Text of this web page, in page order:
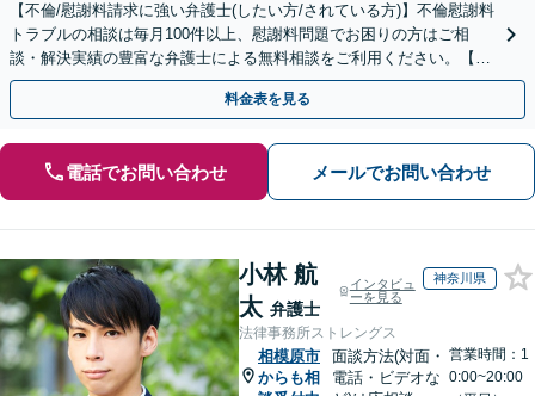
【不倫/慰謝料請求に強い弁護士(したい方/されている方)】不倫慰謝料
トラブルの相談は毎月100件以上、慰謝料問題でお困りの方はご相
談・解決実績の豊富な弁護士による無料相談をご利用ください。【不
倫相談は初回0円】【関東エリア全域対応】
料金表を見る
電話でお問い合わせ メールでお問い合わせ
小林 航
太 弁護士
インタビュ
ーを見る
神奈川県
法律事務所ストレングス
相模原市
からも相
面談方法(対面・
電話・ビデオな
営業時間：1
0:00~20:00